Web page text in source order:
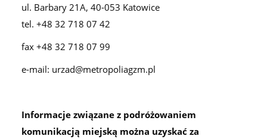
ul. Barbary 21A, 40-053 Katowice
tel. +48 32 718 07 42
fax +48 32 718 07 99
e-mail: urzad@metropoliagzm.pl
Informacje związane z podróżowaniem
komunikacją miejską można uzyskać za